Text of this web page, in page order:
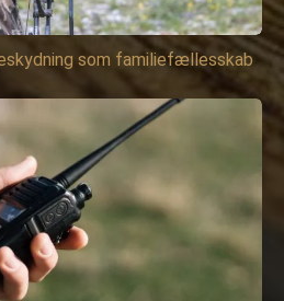
som familiefællesskab